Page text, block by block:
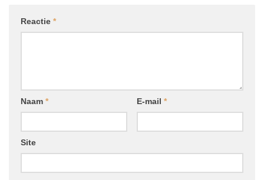
Reactie *
Naam * E-mail *
Site